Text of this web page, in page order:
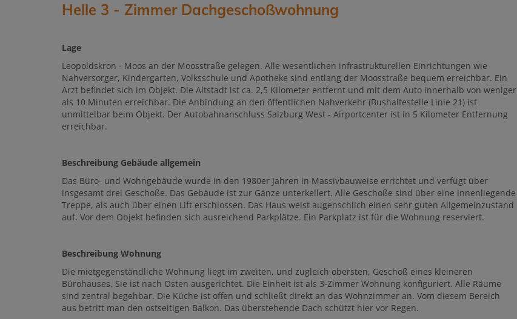
Helle 3 - Zimmer Dachgeschoßwohnung
Lage
Leopoldskron - Moos an der Moosstraße gelegen. Alle wesentlichen infrastrukturellen Einrichtungen wie
Nahversorger, Kindergarten, Volksschule und Apotheke sind entlang der Moosstraße bequem erreichbar. Ein
Arzt befindet sich im Objekt. Die Altstadt ist ca. 2,5 Kilometer entfernt und mit dem Auto innerhalb von weniger
als 10 Minuten erreichbar. Die Anbindung an den öffentlichen Nahverkehr (Bushaltestelle Linie 21) ist
unmittelbar beim Objekt. Der Autobahnanschluss Salzburg West - Airportcenter ist in 5 Kilometer Entfernung
erreichbar.
Beschreibung Gebäude allgemein
Das Büro- und Wohngebäude wurde in den 1980er Jahren in Massivbauweise errichtet und verfügt über
insgesamt drei Geschoße. Das Gebäude ist zur Gänze unterkellert. Alle Geschoße sind über eine innenliegende
Treppe, als auch über einen Lift erschlossen. Das Haus weist augenschlich einen sehr guten Allgemeinzustand
auf. Vor dem Objekt befinden sich ausreichend Parkplätze. Ein Parkplatz ist für die Wohnung reserviert.
Beschreibung Wohnung
Die mietgegenständliche Wohnung liegt im zweiten, und zugleich obersten, Geschoß eines kleineren
Bürohauses, Sie ist nach Osten ausgerichtet. Die Einheit ist als 3-Zimmer Wohnung konfiguriert. Alle Räume
sind zentral begehbar. Die Küche ist offen und schließt direkt an das Wohnzimmer an. Vom diesem Bereich
aus betritt man den ostseitigen Balkon. Das überstehende Dach schützt hier vor Regen.